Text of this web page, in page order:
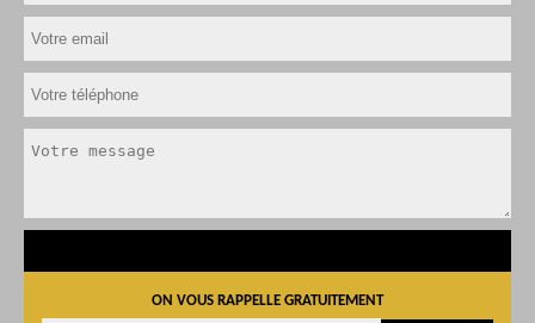
ON VOUS RAPPELLE GRATUITEMENT